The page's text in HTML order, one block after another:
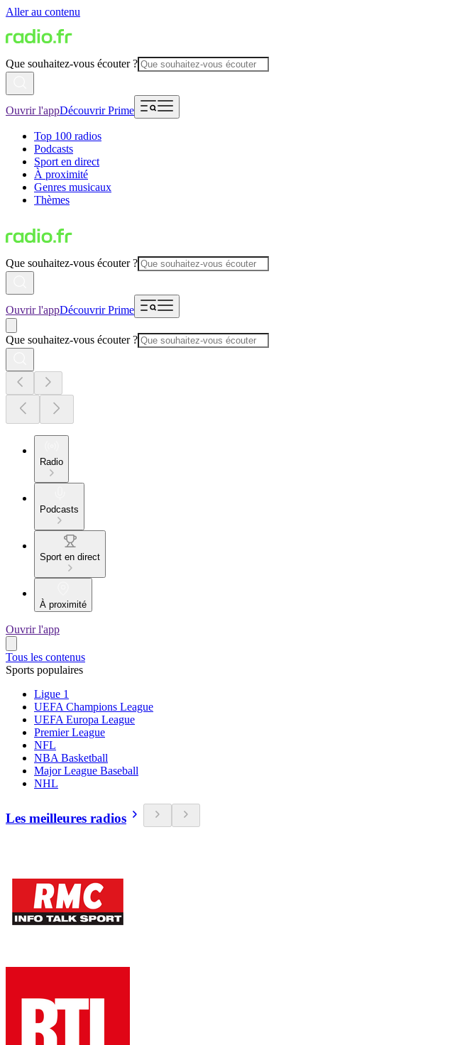
Aller au contenu
Que souhaitez-vous écouter ?
Ouvrir l'appDécouvrir Prime
Top 100 radios
Podcasts
Sport en direct
À proximité
Genres musicaux
Thèmes
Que souhaitez-vous écouter ?
Ouvrir l'appDécouvrir Prime
Que souhaitez-vous écouter ?
Radio
Podcasts
Sport en direct
À proximité
Ouvrir l'app
Tous les contenus
Sports populaires
Ligue 1
UEFA Champions League
UEFA Europa League
Premier League
NFL
NBA Basketball
Major League Baseball
NHL
Les meilleures radios